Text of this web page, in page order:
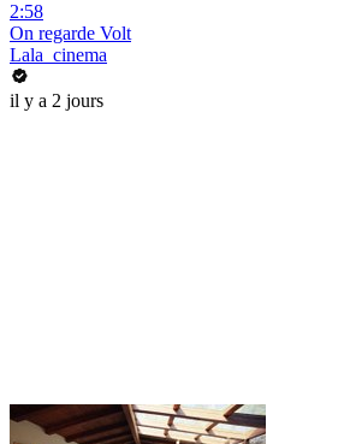
2:58
On regarde Volt
Lala_cinema
il y a 2 jours